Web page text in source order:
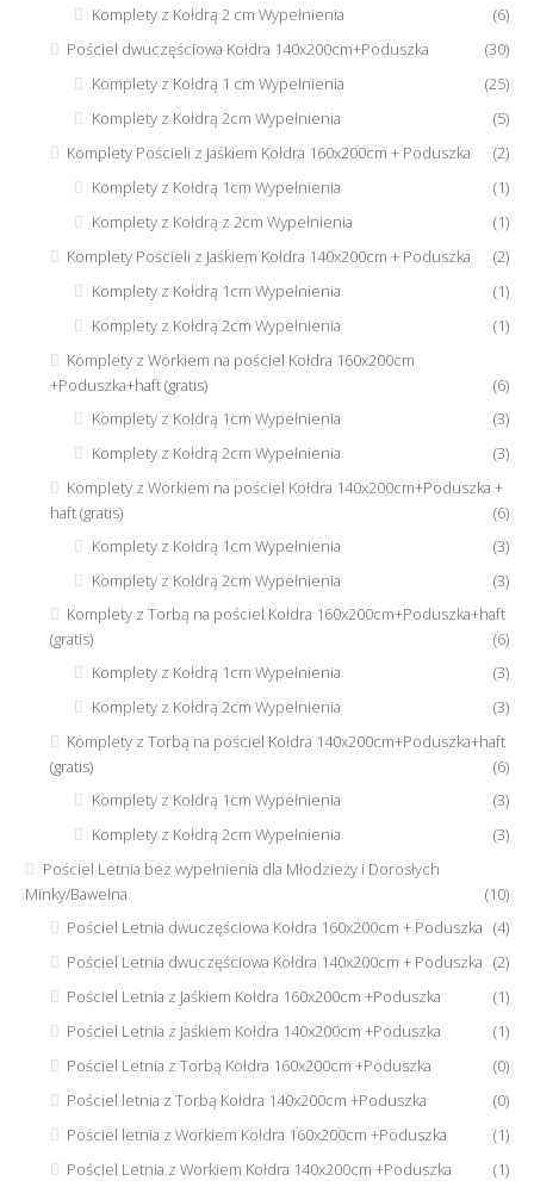
Komplety z Kołdrą 2 cm Wypełnienia
(6)
Pościel dwuczęściowa Kołdra 140x200cm+Poduszka
(30)
Komplety z Kołdrą 1 cm Wypełnienia
(25)
Komplety z Kołdrą 2cm Wypełnienia
(5)
Komplety Pościeli z Jaśkiem Kołdra 160x200cm + Poduszka
(2)
Komplety z Kołdrą 1cm Wypełnienia
(1)
Komplety z Kołdrą z 2cm Wypełnienia
(1)
Komplety Pościeli z Jaśkiem Kołdra 140x200cm + Poduszka
(2)
Komplety z Kołdrą 1cm Wypełnienia
(1)
Komplety z Kołdrą 2cm Wypełnienia
(1)
Komplety z Workiem na pościel Kołdra 160x200cm
+Poduszka+haft (gratis)
(6)
Komplety z Kołdrą 1cm Wypełnienia
(3)
Komplety z Kołdrą 2cm Wypełnienia
(3)
Komplety z Workiem na pościel Kołdra 140x200cm+Poduszka +
haft (gratis)
(6)
Komplety z Kołdrą 1cm Wypełnienia
(3)
Komplety z Kołdrą 2cm Wypełnienia
(3)
Komplety z Torbą na pościel Kołdra 160x200cm+Poduszka+haft
(gratis)
(6)
Komplety z Kołdrą 1cm Wypełnienia
(3)
Komplety z Kołdrą 2cm Wypełnienia
(3)
Komplety z Torbą na pościel Kołdra 140x200cm+Poduszka+haft
(gratis)
(6)
Komplety z Kołdrą 1cm Wypełnienia
(3)
Komplety z Kołdrą 2cm Wypełnienia
(3)
Pościel Letnia bez wypełnienia dla Młodzieży i Dorosłych
Minky/Bawełna
(10)
Pościel Letnia dwuczęściowa Kołdra 160x200cm + Poduszka (4)
Pościel Letnia dwuczęściowa Kołdra 140x200cm + Poduszka (2)
Pościel Letnia z Jaśkiem Kołdra 160x200cm +Poduszka
(1)
Pościel Letnia z Jaśkiem Kołdra 140x200cm +Poduszka
(1)
Pościel Letnia z Torbą Kołdra 160x200cm +Poduszka
(0)
Pościel letnia z Torbą Kołdra 140x200cm +Poduszka
(0)
Pościel letnia z Workiem Kołdra 160x200cm +Poduszka
(1)
Pościel Letnia z Workiem Kołdra 140x200cm +Poduszka
(1)